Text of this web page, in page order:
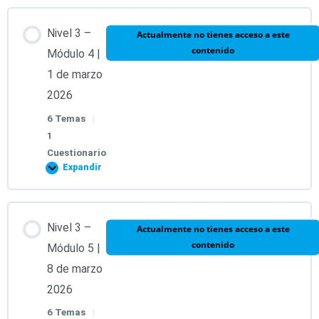
Nivel 3 –
Módulo 4 |
1 de marzo
2026
6 Temas
|
1
Cuestionario
Actualmente no tienes acceso a este
contenido
Expandir
Contenido de la Lección
0% COMPLETADO
1. Llave 12. Símbolos Arcturianos.
Nivel 3 –
Módulo 5 |
8 de marzo
2026
6 Temas
|
Actualmente no tienes acceso a este
contenido